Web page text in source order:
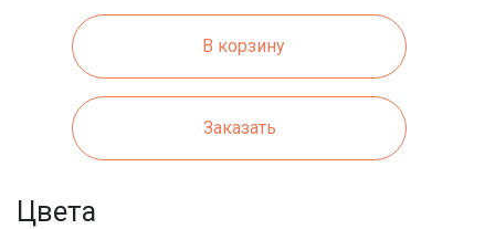
В корзину
Заказать
Цвета